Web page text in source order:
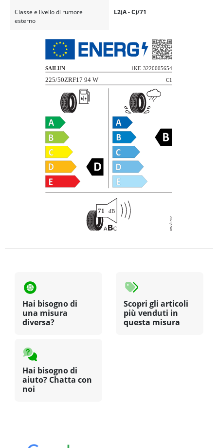
Classe e livello di rumore
esterno
L2(A - C)/71
Hai bisogno di
una misura
diversa?
Scopri gli articoli
più venduti in
questa misura
Hai bisogno di
aiuto? Chatta con
noi